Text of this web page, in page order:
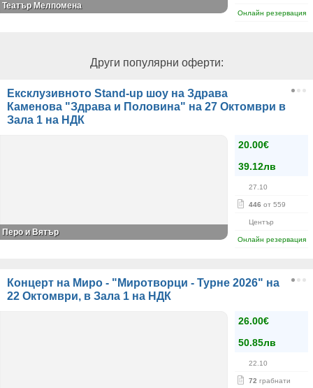
Онлайн резервация
Театър Мелпомена
Други популярни оферти:
Ексклузивното Stand-up шоу на Здрава
Каменова "Здрава и Половина" на 27 Октомври в
Зала 1 на НДК
20.00€
39.12лв
27.10
446 от 559
Център
Онлайн резервация
Перо и Вятър
Концерт на Миро - "Миротворци - Турне 2026" на
22 Октомври, в Зала 1 на НДК
26.00€
50.85лв
22.10
72 грабнати